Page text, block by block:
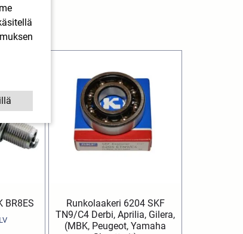
BR8ES
Runkolaakeri 6204 SKF
TN9/C4 Derbi, Aprilia, Gilera,
(MBK, Peugeot, Yamaha